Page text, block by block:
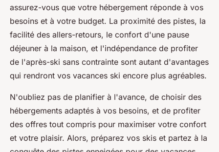
assurez-vous que votre hébergement réponde à vos
besoins et à votre budget. La proximité des pistes, la
facilité des allers-retours, le confort d'une pause
déjeuner à la maison, et l'indépendance de profiter
de l'après-ski sans contrainte sont autant d'avantages
qui rendront vos vacances ski encore plus agréables.
N'oubliez pas de planifier à l'avance, de choisir des
hébergements adaptés à vos besoins, et de profiter
des offres tout compris pour maximiser votre confort
et votre plaisir. Alors, préparez vos skis et partez à la